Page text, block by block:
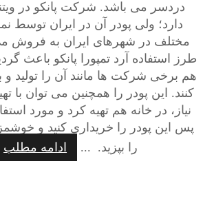
دردسر می باشد. شرکت پانکو در
دارد؛ ولی پودر آن در ایران توسط
مختلف در شهرهای ایران به فروش
طرز استفاده آرد تمپورا پانکو باعث
هم برخی شرکت ها مانند آن را تولید و
کنند. این پودر را همچنین می توان با
نیاز، در خانه هم تهیه کرد و مورد
پس این پودر را خریداری کنید و
را بپزید. ...
ادامه مطلب